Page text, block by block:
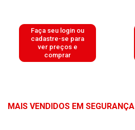
Faça seu login ou
cadastre-se para
ver preços e
comprar
MAIS VENDIDOS EM SEGURANÇA